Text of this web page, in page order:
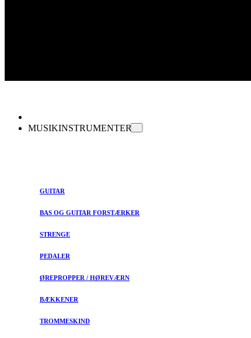
MUSIKINSTRUMENTER
GUITAR
BAS OG GUITAR FORSTÆRKER
STRENGE
PEDALER
ØREPROPPER / HØREVÆRN
BÆKKENER
TROMMESKIND